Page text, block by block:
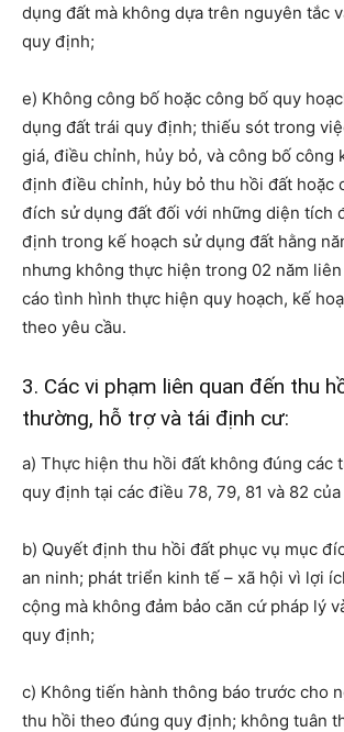
dụng đất mà không dựa trên nguyên tắc
quy định;
e) Không công bố hoặc công bố quy
dụng đất trái quy định; thiếu sót trong
giá, điều chỉnh, hủy bỏ, và công bố công
định điều chỉnh, hủy bỏ thu hồi đất hoặc
đích sử dụng đất đối với những diện tích
định trong kế hoạch sử dụng đất hằng
nhưng không thực hiện trong 02 năm
cáo tình hình thực hiện quy hoạch, kế
theo yêu cầu.
3. Các vi phạm liên quan đến thu
thường, hỗ trợ và tái định cư:
a) Thực hiện thu hồi đất không đúng các
quy định tại các điều 78, 79, 81 và 82
b) Quyết định thu hồi đất phục vụ mục
an ninh; phát triển kinh tế – xã hội vì lợi
cộng mà không đảm bảo căn cứ pháp lý
quy định;
c) Không tiến hành thông báo trước cho
thu hồi theo đúng quy định; không tuân